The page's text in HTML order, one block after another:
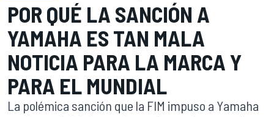
POR QUÉ LA SANCIÓN A
YAMAHA ES TAN MALA
NOTICIA PARA LA MARCA Y
PARA EL MUNDIAL
La polémica sanción que la FIM impuso a Yamaha